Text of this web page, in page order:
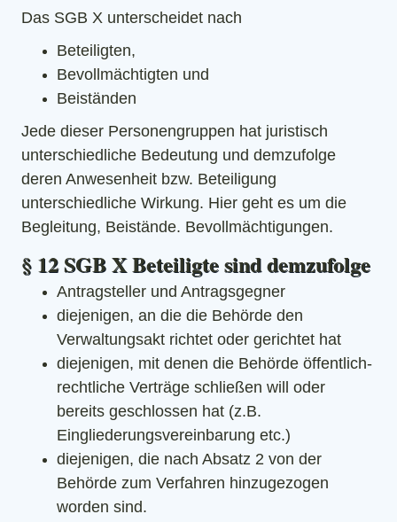
Das SGB X unterscheidet nach
Beteiligten,
Bevollmächtigten und
Beiständen
Jede dieser Personengruppen hat juristisch
unterschiedliche Bedeutung und demzufolge
deren Anwesenheit bzw. Beteiligung
unterschiedliche Wirkung. Hier geht es um die
Begleitung, Beistände. Bevollmächtigungen.
§ 12 SGB X Beteiligte sind demzufolge
Antragsteller und Antragsgegner
diejenigen, an die die Behörde den
Verwaltungsakt richtet oder gerichtet hat
diejenigen, mit denen die Behörde öffentlich-
rechtliche Verträge schließen will oder
bereits geschlossen hat (z.B.
Eingliederungsvereinbarung etc.)
diejenigen, die nach Absatz 2 von der
Behörde zum Verfahren hinzugezogen
worden sind.